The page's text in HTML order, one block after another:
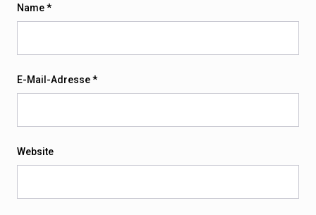
Name*
E-Mail-Adresse*
Website